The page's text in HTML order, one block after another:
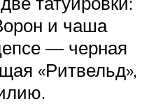
и чаша
— черная
«Ритвельд»,